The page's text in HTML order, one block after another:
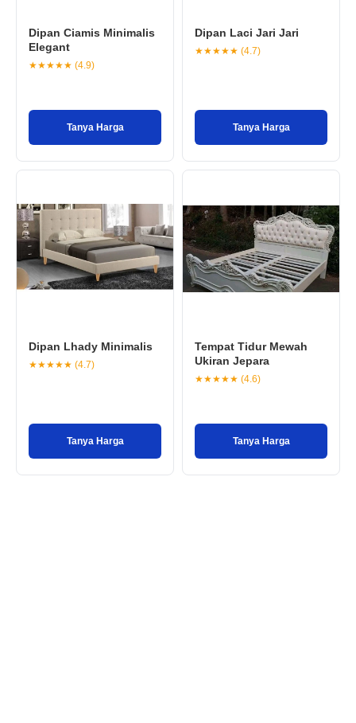
Dipan Ciamis Minimalis
Elegant
★★★★★ (4.9)
Tanya Harga
Dipan Laci Jari Jari
★★★★★ (4.7)
Tanya Harga
Dipan Lhady Minimalis
★★★★★ (4.7)
Tanya Harga
Tempat Tidur Mewah
Ukiran Jepara
★★★★★ (4.6)
Tanya Harga